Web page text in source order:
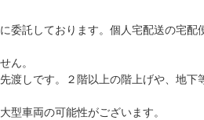
委託しております。個人宅配送の宅配
ん。
渡しです。２階以上の階上げや、地下
型車両の可能性がございます。